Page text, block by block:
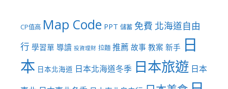
CP值高 Map Code PPT 儲蓄 免費 北海道自由
行 學習單 導讀 投資理財 拉麵 推薦 故事 教案 新手 日
本 日本北海道 日本北海道冬季 日本旅遊 日本